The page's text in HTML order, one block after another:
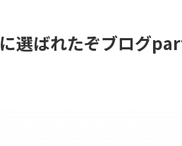
選ばれたぞブログ